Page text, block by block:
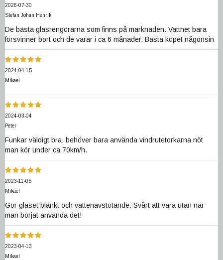
2026-07-30
Stefan Johan Henrik
De bästa glasrengörarna som finns på marknaden. Vattnet bara
försvinner bort och de varar i ca 6 månader. Bästa köpet någonsin
2024-04-15
Mikael
2024-03-04
Peter
Funkar väldigt bra, behöver bara använda vindrutetorkarna nöt
man kör under ca 70km/h.
2023-11-05
Mikael
Gör glaset blankt och vattenavstötande. Svårt att vara utan när
man börjat använda det!
2023-04-13
Mikael